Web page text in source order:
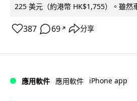
225 美元（約港幣 HK$1,755）。雖然
387 69 ↗ 分享
應用軟件 應用軟件 iPhone app